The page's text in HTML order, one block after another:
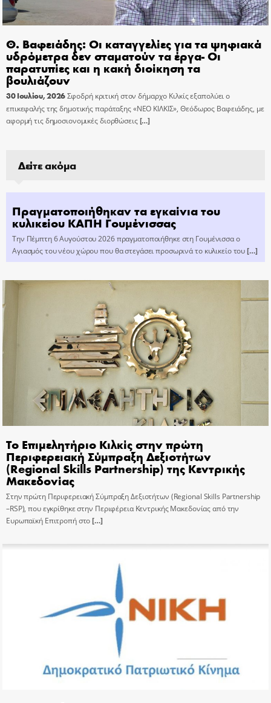
Θ. Βαφειάδης: Οι καταγγελίες για τα ψηφιακά
υδρόμετρα δεν σταματούν τα έργα- Οι
παρατυπίες και η κακή διοίκηση τα
βουλιάζουν
30 Ιουλίου, 2026Σφοδρή κριτική στον δήμαρχο Κιλκίς εξαπολύει ο
επικεφαλής της δημοτικής παράταξης «ΝΕΟ ΚΙΛΚΙΣ», Θεόδωρος Βαφειάδης, με
αφορμή τις δημοσιονομικές διορθώσεις[…]
Δείτε ακόμα
Πραγματοποιήθηκαν τα εγκαίνια του
κυλικείου ΚΑΠΗ Γουμένισσας
Την Πέμπτη 6 Αυγούστου 2026 πραγματοποιήθηκε στη Γουμένισσα ο
Αγιασμός του νέου χώρου που θα στεγάσει προσωρινά το κυλικείο του[…]
Το Επιμελητήριο Κιλκίς στην πρώτη
Περιφερειακή Σύμπραξη Δεξιοτήτων
(Regional Skills Partnership) της Κεντρικής
Μακεδονίας
Στην πρώτη Περιφερειακή Σύμπραξη Δεξιοτήτων (Regional Skills Partnership
–RSP), που εγκρίθηκε στην Περιφέρεια Κεντρικής Μακεδονίας από την
Ευρωπαϊκή Επιτροπή στο[…]